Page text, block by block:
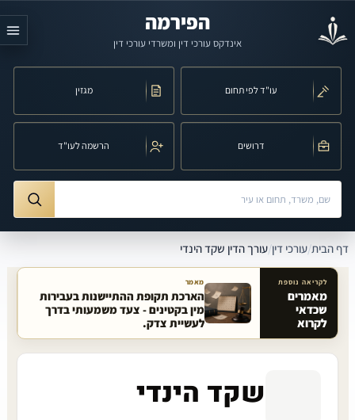
הפירמה
אינדקס עורכי דין ומשרדי עורכי דין
עו"ד לפי תחום מגזין
דרושים הרשמה לעו"ד
חיפוש לפי שם, משרד, תחום משפט או עיר
דף הבית/עורכי דין/עורך הדין שקד הינדי
מאמרים קשורים באתר
לקריאה נוספת
מאמרים
שכדאי
לקרוא
מאמר
הארכת תקופת ההתיישנות בעבירות
מין בקטינים - צעד משמעותי בדרך
לעשיית צדק.
שקד הינדי